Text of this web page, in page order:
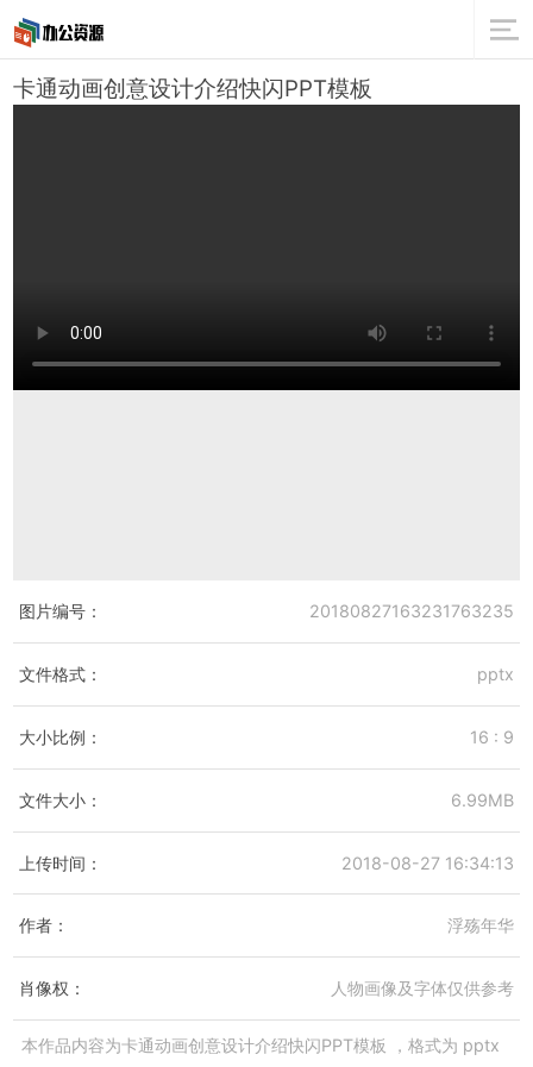
卡通动画创意设计介绍快闪PPT模板
图片编号： 20180827163231763235
文件格式： pptx
大小比例： 16 : 9
文件大小： 6.99MB
上传时间： 2018-08-27 16:34:13
作者： 浮殇年华
肖像权： 人物画像及字体仅供参考
本作品内容为卡通动画创意设计介绍快闪PPT模板 ，格式为 pptx